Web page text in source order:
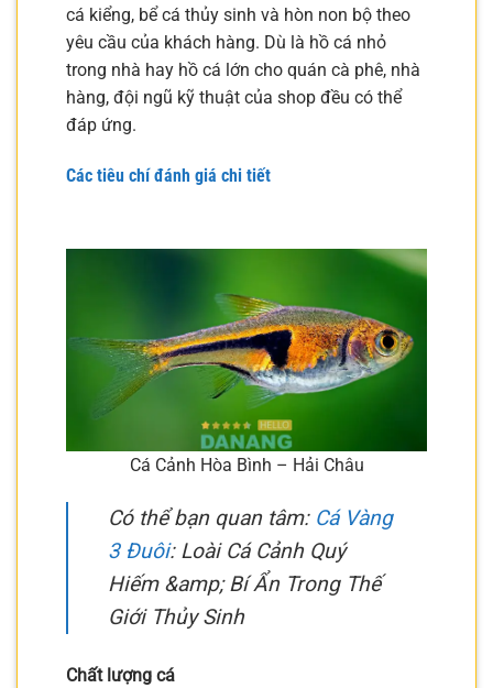
cá kiểng, bể cá thủy sinh và hòn non bộ theo
yêu cầu của khách hàng. Dù là hồ cá nhỏ
trong nhà hay hồ cá lớn cho quán cà phê, nhà
hàng, đội ngũ kỹ thuật của shop đều có thể
đáp ứng.
Các tiêu chí đánh giá chi tiết
Cá Cảnh Hòa Bình – Hải Châu
Có thể bạn quan tâm: Cá Vàng
3 Đuôi: Loài Cá Cảnh Quý
Hiếm &amp; Bí Ẩn Trong Thế
Giới Thủy Sinh
Chất lượng cá